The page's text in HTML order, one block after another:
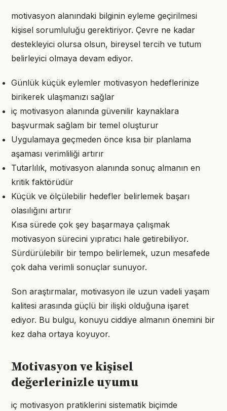
motivasyon alanındaki bilginin eyleme geçirilmesi
kişisel sorumluluğu gerektiriyor. Çevre ne kadar
destekleyici olursa olsun, bireysel tercih ve tutum
belirleyici olmaya devam ediyor.
Günlük küçük eylemler motivasyon hedeflerinize
birikerek ulaşmanızı sağlar
iç motivasyon alanında güvenilir kaynaklara
başvurmak sağlam bir temel oluşturur
Uygulamaya geçmeden önce kısa bir planlama
aşaması verimliliği artırır
Tutarlılık, motivasyon alanında sonuç almanın en
kritik faktörüdür
Küçük ve ölçülebilir hedefler belirlemek başarı
olasılığını artırır
Kısa sürede çok şey başarmaya çalışmak
motivasyon sürecini yıpratıcı hale getirebiliyor.
Sürdürülebilir bir tempo belirlemek, uzun mesafede
çok daha verimli sonuçlar sunuyor.
Son araştırmalar, motivasyon ile uzun vadeli yaşam
kalitesi arasında güçlü bir ilişki olduğuna işaret
ediyor. Bu bulgu, konuyu ciddiye almanın önemini bir
kez daha ortaya koyuyor.
Motivasyon ve kişisel
değerlerinizle uyumu
iç motivasyon pratiklerini sistematik biçimde